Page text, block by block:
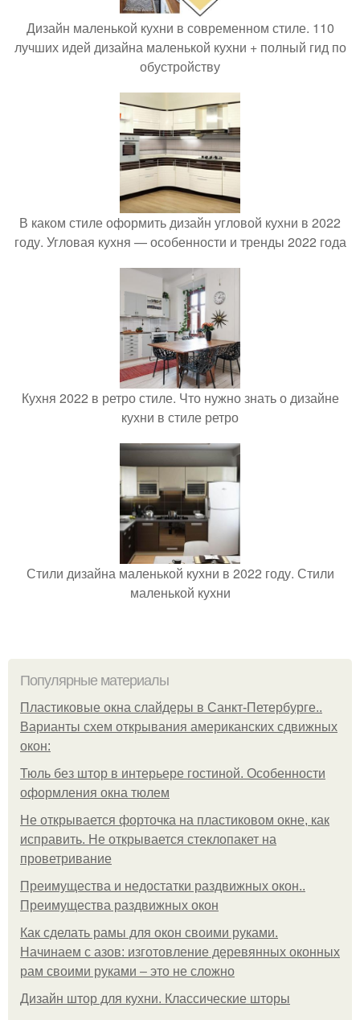
Дизайн маленькой кухни в современном стиле. 110
лучших идей дизайна маленькой кухни + полный гид по
обустройству
В каком стиле оформить дизайн угловой кухни в 2022
году. Угловая кухня — особенности и тренды 2022 года
Кухня 2022 в ретро стиле. Что нужно знать о дизайне
кухни в стиле ретро
Стили дизайна маленькой кухни в 2022 году. Стили
маленькой кухни
Популярные материалы
Пластиковые окна слайдеры в Санкт-Петербурге..
Варианты схем открывания американских сдвижных
окон:
Тюль без штор в интерьере гостиной. Особенности
оформления окна тюлем
Не открывается форточка на пластиковом окне, как
исправить. Не открывается стеклопакет на
проветривание
Преимущества и недостатки раздвижных окон..
Преимущества раздвижных окон
Как сделать рамы для окон своими руками.
Начинаем с азов: изготовление деревянных оконных
рам своими руками – это не сложно
Дизайн штор для кухни. Классические шторы